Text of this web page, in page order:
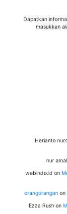
Dapatkan
masukkan
Herianto
nur
webindo.id on
orangorangan on
Ezza Rushon